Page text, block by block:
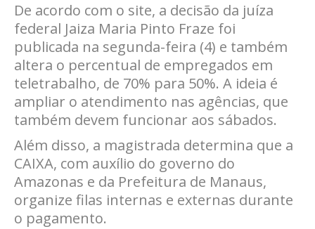
De acordo com o site, a decisão da juíza
federal Jaiza Maria Pinto Fraze foi
publicada na segunda-feira (4) e também
altera o percentual de empregados em
teletrabalho, de 70% para 50%. A ideia é
ampliar o atendimento nas agências, que
também devem funcionar aos sábados.
Além disso, a magistrada determina que a
CAIXA, com auxílio do governo do
Amazonas e da Prefeitura de Manaus,
organize filas internas e externas durante
o pagamento.